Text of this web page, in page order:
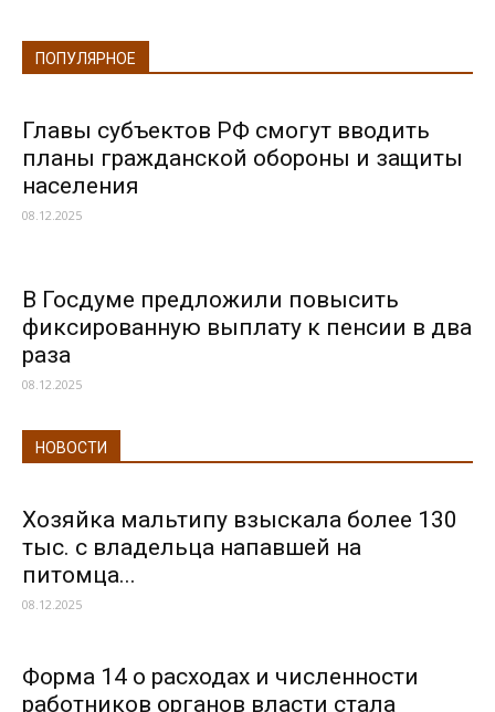
ПОПУЛЯРНОЕ
Главы субъектов РФ смогут вводить
планы гражданской обороны и защиты
населения
08.12.2025
В Госдуме предложили повысить
фиксированную выплату к пенсии в два
раза
08.12.2025
НОВОСТИ
Хозяйка мальтипу взыскала более 130
тыс. с владельца напавшей на
питомца...
08.12.2025
Форма 14 о расходах и численности
работников органов власти стала